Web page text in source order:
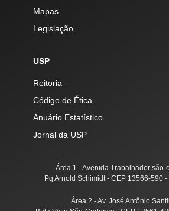
Mapas
Legislação
USP
Reitoria
Código de Ética
Anuário Estatístico
Jornal da USP
Área 1 - Avenida Trabalhador são-
Pq Arnold Schimidt - CEP 13566-590
Área 2 - Av. José Antônio